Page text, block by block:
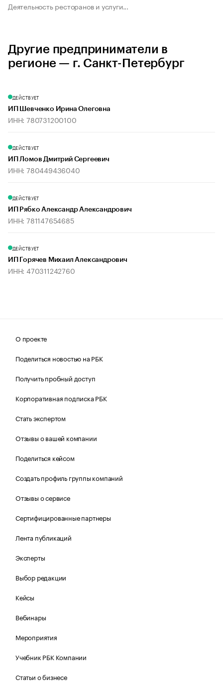
Деятельность ресторанов и услуги...
Другие предприниматели в
регионе — г. Санкт-Петербург
ДЕЙСТВУЕТ
ИП Шевченко Ирина Олеговна
ИНН: 780731200100
ДЕЙСТВУЕТ
ИП Ломов Дмитрий Сергеевич
ИНН: 780449436040
ДЕЙСТВУЕТ
ИП Рябко Александр Александрович
ИНН: 781147654685
ДЕЙСТВУЕТ
ИП Горячев Михаил Александрович
ИНН: 470311242760
О проекте
Поделиться новостью на РБК
Получить пробный доступ
Корпоративная подписка РБК
Стать экспертом
Отзывы о вашей компании
Поделиться кейсом
Создать профиль группы компаний
Отзывы о сервисе
Сертифицированные партнеры
Лента публикаций
Эксперты
Выбор редакции
Кейсы
Вебинары
Мероприятия
Учебник РБК Компании
Статьи о бизнесе